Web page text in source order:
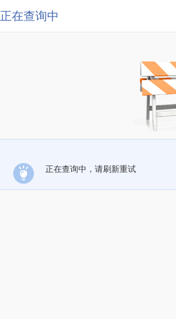
正在查询中
正在查询中，请刷新重试